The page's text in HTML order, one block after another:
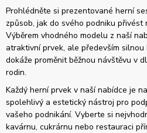
Prohlédněte si prezentované herní
způsob, jak do svého podniku přivést
Výběrem vhodného modelu z naší
atraktivní prvek, ale především
dokáže proměnit běžnou návštěvu v
rodin.
Každý herní prvek v naší nabídce je
spolehlivý a estetický nástroj pro
vašeho podnikání. Vyberte si
kavárnu, cukrárnu nebo restauraci